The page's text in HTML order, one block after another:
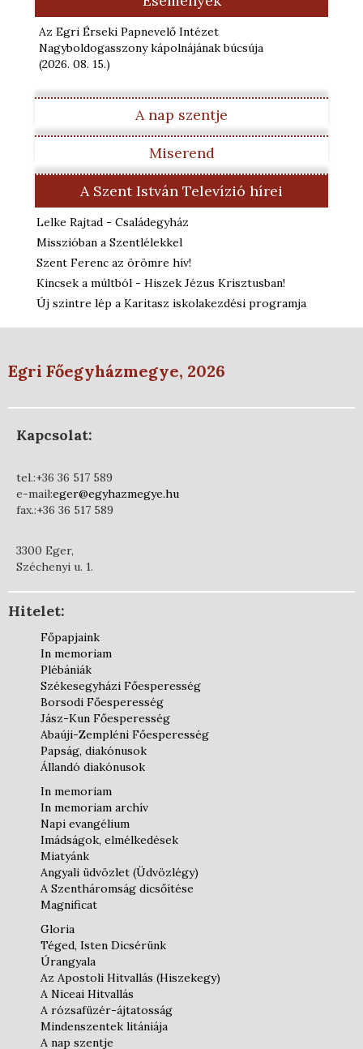
Az Egri Érseki Papnevelő Intézet
Nagyboldogasszony kápolnájának búcsúja
(2026. 08. 15.)
A nap szentje
Miserend
A Szent István Televízió hírei
Lelke Rajtad - Családegyház
Misszióban a Szentlélekkel
Szent Ferenc az örömre hív!
Kincsek a múltból - Hiszek Jézus Krisztusban!
Új szintre lép a Karitasz iskolakezdési programja
Egri Főegyházmegye, 2026
Kapcsolat:
tel.:+36 36 517 589
e-mail:eger@egyhazmegye.hu
fax.:+36 36 517 589
3300 Eger,
Széchenyi u. 1.
Hitelet:
Főpapjaink
In memoriam
Plébániák
Székesegyházi Főesperesség
Borsodi Főesperesség
Jász-Kun Főesperesség
Abaúji-Zempléni Főesperesség
Papság, diakónusok
Állandó diakónusok
In memoriam
In memoriam archív
Napi evangélium
Imádságok, elmélkedések
Miatyánk
Angyali üdvözlet (Üdvözlégy)
A Szentháromság dicsőítése
Magnificat
Gloria
Téged, Isten Dicsérünk
Úrangyala
Az Apostoli Hitvallás (Hiszekegy)
A Niceai Hitvallás
A rózsafüzér-ájtatosság
Mindenszentek litániája
A nap szentje